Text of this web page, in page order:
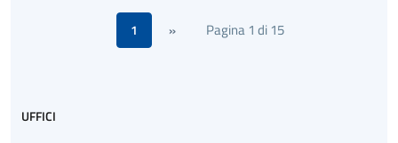
1 » Pagina 1 di 15
UFFICI